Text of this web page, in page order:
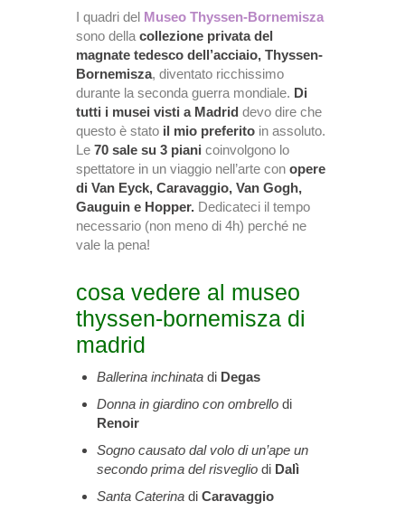
I quadri del Museo Thyssen-Bornemisza
sono della collezione privata del
magnate tedesco dell’acciaio, Thyssen-
Bornemisza, diventato ricchissimo
durante la seconda guerra mondiale. Di
tutti i musei visti a Madrid devo dire che
questo è stato il mio preferito in assoluto.
Le 70 sale su 3 piani coinvolgono lo
spettatore in un viaggio nell’arte con opere
di Van Eyck, Caravaggio, Van Gogh,
Gauguin e Hopper. Dedicateci il tempo
necessario (non meno di 4h) perché ne
vale la pena!
cosa vedere al museo
thyssen-bornemisza di
madrid
Ballerina inchinatadiDegas
Donna in giardino con ombrellodi
Renoir
Sogno causato dal volo di un’ape un
secondo prima del risvegliodiDalì
Santa Caterinadi Caravaggio